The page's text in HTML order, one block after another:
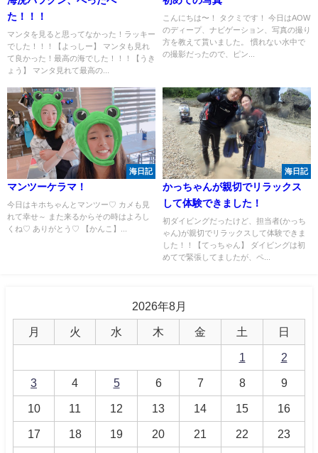
た！！！
マンタを見ると思ってなかった！ラッキー
でした！！！【よっしー】 マンタも見れ
て良かった！最高の海でした！！！【うき
ょう】 マンタ見れて最高の...
こんにちは〜！ タクミです！ 今日はAOW
のディープ、ナビゲーション、写真の撮り
方を教えて貰いました。 慣れない水中で
の撮影だったので、ピン...
海日記
マンツーケラマ！
今日はキホちゃんとマンツー♡ カメも見
れて幸せ～ また来るからその時はよろし
くね♡ ありがとう♡ 【かんこ】...
海日記
かっちゃんが親切でリラックス
して体験できました！
初ダイビングだったけど、担当者(かっち
ゃん)が親切でリラックスして体験できま
した！！【てっちゃん】 ダイビングは初
めてで緊張してましたが、ペ...
2026年8月
月 火 水 木 金 土 日
1 2
3 4 5 6 7 8 9
10 11 12 13 14 15 16
17 18 19 20 21 22 23